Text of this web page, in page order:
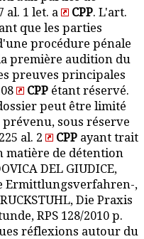
al. 1 let. a
CPP. L'art.
que les parties
procédure pénale
première audition du
preuves principales
CPP étant réservé.
peut être limité
sous réserve
al. 2
CPP ayant trait
matière de détention
DEL GIUDICE,
Ermittlungsverfahren-,
Die Praxis
RPS 128/2010 p.
réflexions autour du